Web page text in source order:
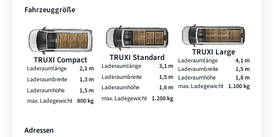
Fahrzeuggröße
TRUXI Compact
Laderaumlänge
2,1 m
Laderaumbreite
1,3 m
Laderaumhöhe
1,5 m
max. Ladegewicht 800 kg
TRUXI Standard
Laderaumlänge
3,1 m
Laderaumbreite
1,5 m
Laderaumhöhe
1,6 m
max. Ladegewicht
1.200 kg
TRUXI Large
Laderaumlänge
4,1 m
Laderaumbreite
1,5 m
Laderaumhöhe
1,8 m
max. Ladegewicht 1.100 kg
Adressen